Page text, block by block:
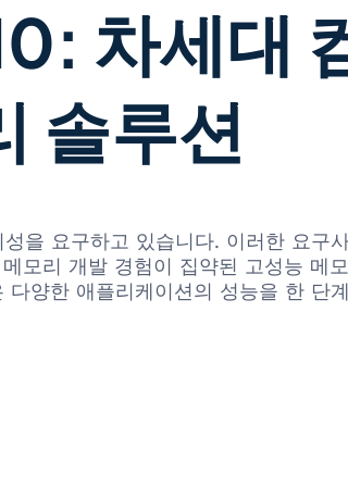
차세대
솔루션
을 요구하고 있습니다. 이러한 요구
모리 개발 경험이 집약된 고성능 메
양한 애플리케이션의 성능을 한 단